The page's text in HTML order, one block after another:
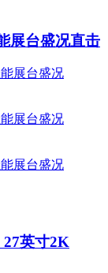
展台盛况直击
27英寸2K